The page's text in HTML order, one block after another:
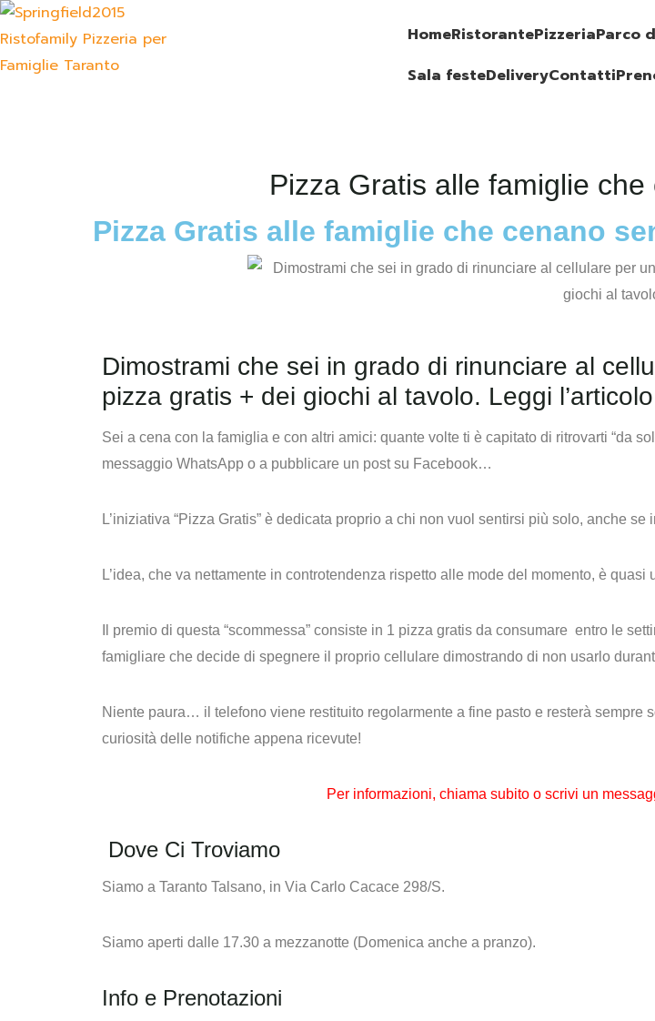
HomeRistorantePizzeriaParco
Sala festeDeliveryContatti
Pizza Gratis alle famiglie
Pizza Gratis alle famiglie che cenano
Dimostrami che sei in grado di rinunciare al
pizza gratis + dei giochi al tavolo. Leggi
Sei a cena con la famiglia e con altri amici: quante volte ti è capitato di ritrovarti “da
messaggio WhatsApp o a pubblicare un post su Facebook…
L’iniziativa “Pizza Gratis” è dedicata proprio a chi non vuol sentirsi più solo, anche
L’idea, che va nettamente in controtendenza rispetto alle mode del momento, è quasi
Il premio di questa “scommessa” consiste in 1 pizza gratis da consumare entro le
famigliare che decide di spegnere il proprio cellulare dimostrando di non usarlo
Niente paura… il telefono viene restituito regolarmente a fine pasto e resterà sempre
curiosità delle notifiche appena ricevute!
Per informazioni, chiama subito o scrivi un
Dove Ci Troviamo
Siamo a Taranto Talsano, in Via Carlo Cacace 298/S.
Siamo aperti dalle 17.30 a mezzanotte (Domenica anche a pranzo).
Info e Prenotazioni